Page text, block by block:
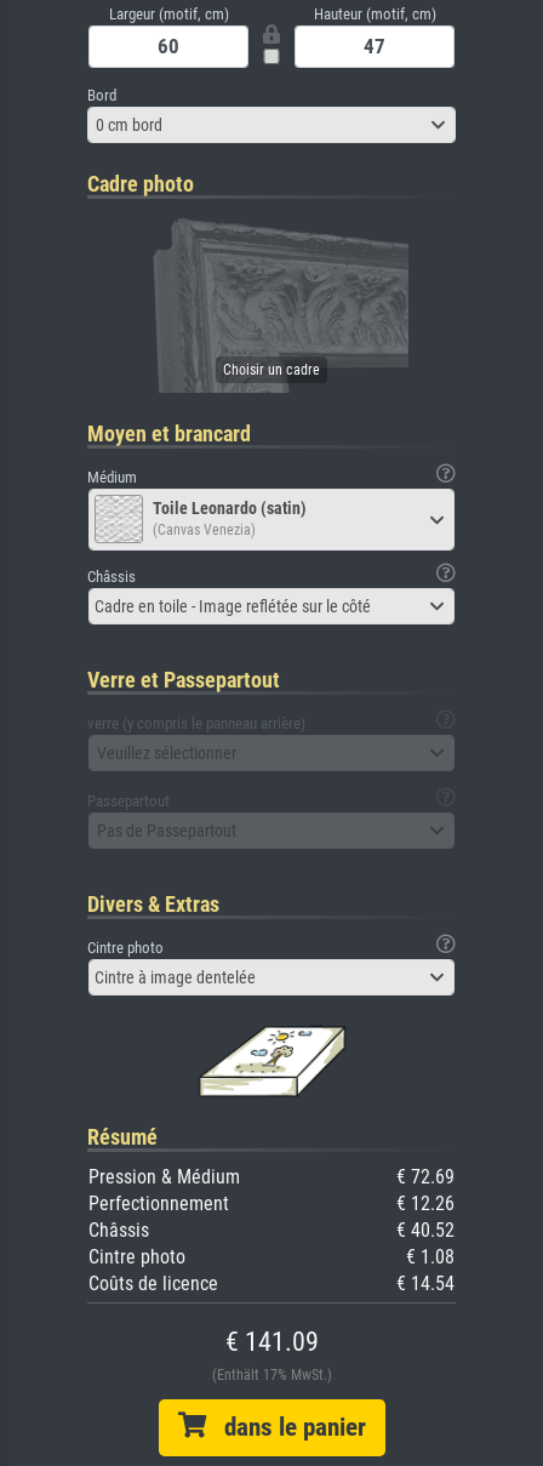
Largeur (motif, cm) Hauteur (motif, cm)
Bord
0 cm bord
Cadre photo
Moyen et brancard
Médium
Toile Leonardo (satin)
(Canvas Venezia)
Châssis
Cadre en toile - Image reflétée sur le côté
Verre et Passepartout
verre (y compris le panneau arrière)
Veuillez sélectionner
Passepartout
Pas de Passepartout
Divers & Extras
Cintre photo
Cintre à image dentelée
Résumé
Pression & Médium
€ 72.69
Perfectionnement
€ 12.26
Châssis
€ 40.52
Cintre photo
€ 1.08
Coûts de licence
€ 14.54
€ 141.09
(Enthält 17% MwSt.)
dans le panier